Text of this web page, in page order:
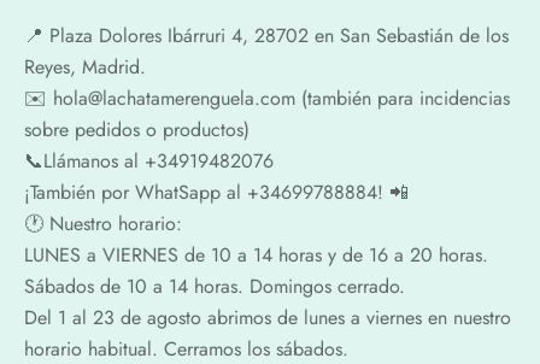
📍​ Plaza Dolores Ibárruri 4, 28702 en San Sebastián de los
Reyes, Madrid.
✉️​ hola@lachatamerenguela.com (también para incidencias
sobre pedidos o productos)
📞​​Llámanos al +34919482076
¡También por WhatSapp al +34699788884! 📲
🕐​ Nuestro horario:
LUNES a VIERNES de 10 a 14 horas y de 16 a 20 horas.
Sábados de 10 a 14 horas. Domingos cerrado.
Del 1 al 23 de agosto abrimos de lunes a viernes en nuestro
horario habitual. Cerramos los sábados.